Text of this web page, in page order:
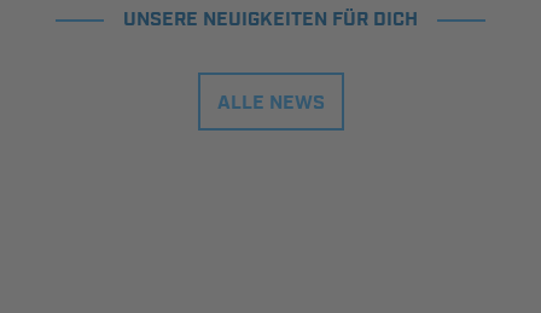
UNSERE NEUIGKEITEN FÜR DICH
ALLE NEWS